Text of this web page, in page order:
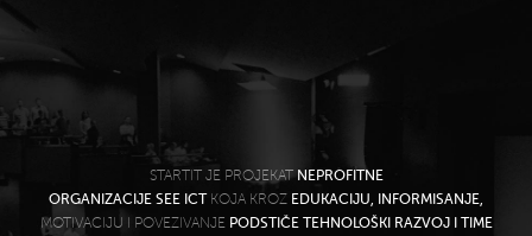
STARTIT JE PROJEKATNEPROFITNE
ORGANIZACIJE SEE ICTKOJA KROZ EDUKACIJU, INFORMISANJE,
MOTIVACIJU I POVEZIVANJE PODSTIČE TEHNOLOŠKI RAZVOJ I TIME